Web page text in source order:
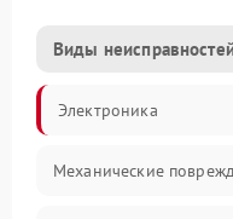
Виды
Электроника
Механические